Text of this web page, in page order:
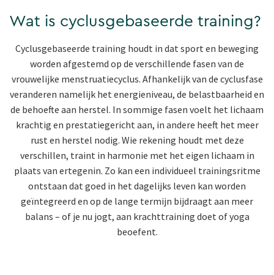
Wat is cyclusgebaseerde training?
Cyclusgebaseerde training houdt in dat sport en beweging
worden afgestemd op de verschillende fasen van de
vrouwelijke menstruatiecyclus. Afhankelijk van de cyclusfase
veranderen namelijk het energieniveau, de belastbaarheid en
de behoefte aan herstel. In sommige fasen voelt het lichaam
krachtig en prestatiegericht aan, in andere heeft het meer
rust en herstel nodig. Wie rekening houdt met deze
verschillen, traint in harmonie met het eigen lichaam in
plaats van ertegenin. Zo kan een individueel trainingsritme
ontstaan dat goed in het dagelijks leven kan worden
geïntegreerd en op de lange termijn bijdraagt aan meer
balans – of je nu jogt, aan krachttraining doet of yoga
beoefent.